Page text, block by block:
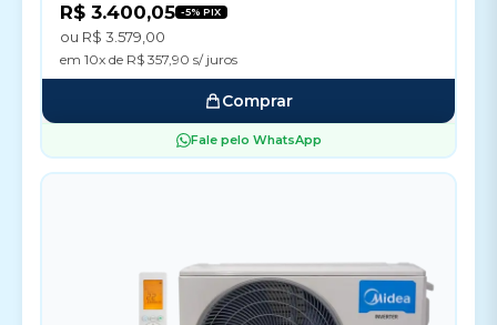
R$ 3.400,05 -5% PIX
ou R$ 3.579,00
em 10x de R$ 357,90 s/ juros
Comprar
Fale pelo WhatsApp